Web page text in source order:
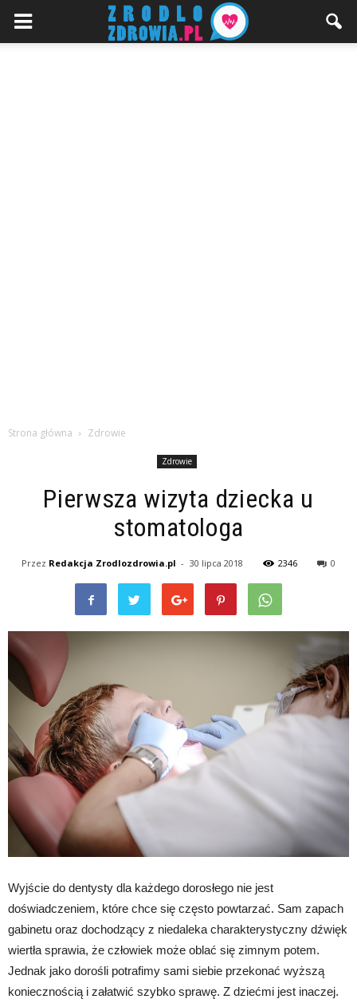
Strona główna Zdrowie
Zdrowie
Pierwsza wizyta dziecka u
stomatologa
Przez Redakcja Zrodlozdrowia.pl - 30 lipca 2018 2346 0
Wyjście do dentysty dla każdego dorosłego nie jest
doświadczeniem, które chce się często powtarzać. Sam zapach
gabinetu oraz dochodzący z niedaleka charakterystyczny dźwięk
wiertła sprawia, że człowiek może oblać się zimnym potem.
Jednak jako dorośli potrafimy sami siebie przekonać wyższą
koniecznością i załatwić szybko sprawę. Z dziećmi jest inaczej.